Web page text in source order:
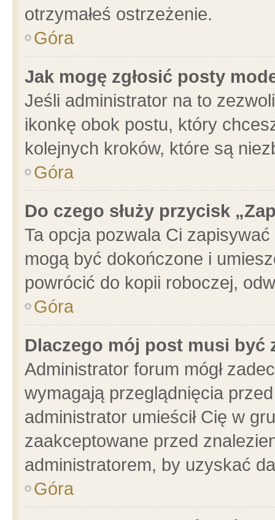
otrzymałeś ostrzeżenie.
Góra
Jak mogę zgłosić posty
Jeśli administrator na to
ikonkę obok postu, który
kolejnych kroków, które są
Góra
Do czego służy przycisk
Ta opcja pozwala Ci
mogą być dokończone i
powrócić do kopii roboczej,
Góra
Dlaczego mój post musi być
Administrator forum mógł
wymagają przeglądnięcia
administrator umieścił Cię w
zaakceptowane przed
administratorem, by uzyskać
Góra